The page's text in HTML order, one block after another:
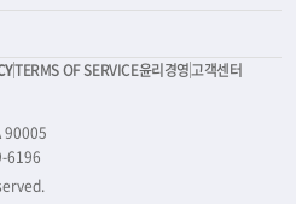
TERMS OF SERVICE윤리경영고객센터
90005
6196